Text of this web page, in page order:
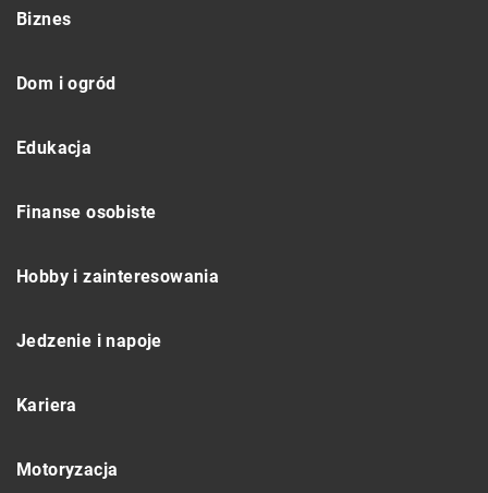
Biznes
Dom i ogród
Edukacja
Finanse osobiste
Hobby i zainteresowania
Jedzenie i napoje
Kariera
Motoryzacja